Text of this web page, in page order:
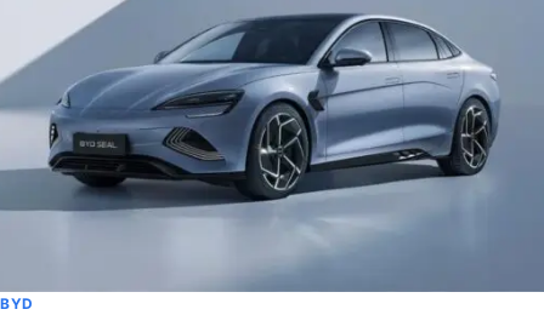
Y
MALETERO
LA
BERLINA
BYD